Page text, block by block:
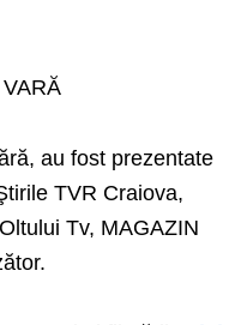
au fost prezentate
TVR Craiova,
Tv, MAGAZIN